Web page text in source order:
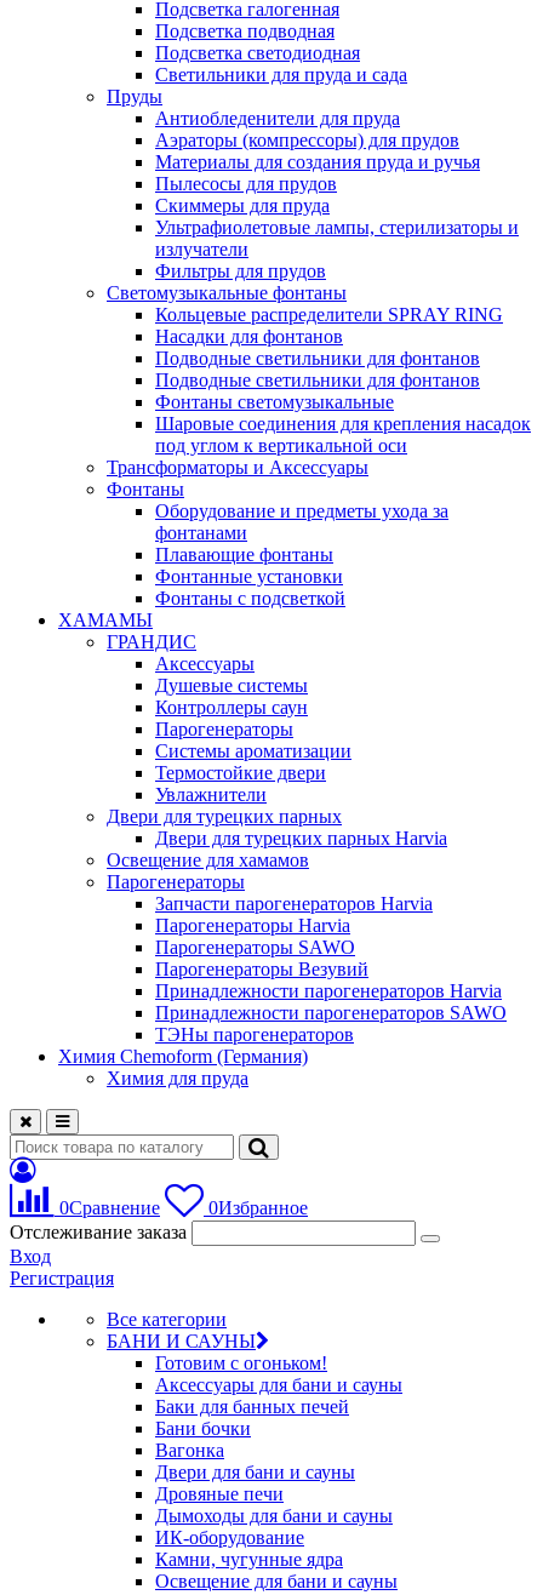
Подсветка галогенная
Подсветка подводная
Подсветка светодиодная
Светильники для пруда и сада
Пруды
Антиобледенители для пруда
Аэраторы (компрессоры) для прудов
Материалы для создания пруда и ручья
Пылесосы для прудов
Скиммеры для пруда
Ультрафиолетовые лампы, стерилизаторы и
излучатели
Фильтры для прудов
Светомузыкальные фонтаны
Кольцевые распределители SPRAY RING
Насадки для фонтанов
Подводные светильники для фонтанов
Подводные светильники для фонтанов
Фонтаны светомузыкальные
Шаровые соединения для крепления насадок
под углом к вертикальной оси
Трансформаторы и Аксессуары
Фонтаны
Оборудование и предметы ухода за
фонтанами
Плавающие фонтаны
Фонтанные установки
Фонтаны с подсветкой
ХАМАМЫ
ГРАНДИС
Аксессуары
Душевые системы
Контроллеры саун
Парогенераторы
Системы ароматизации
Термостойкие двери
Увлажнители
Двери для турецких парных
Двери для турецких парных Harvia
Освещение для хамамов
Парогенераторы
Запчасти парогенераторов Harvia
Парогенераторы Harvia
Парогенераторы SAWO
Парогенераторы Везувий
Принадлежности парогенераторов Harvia
Принадлежности парогенераторов SAWO
ТЭНы парогенераторов
Химия Chemoform (Германия)
Химия для пруда
0Сравнение 0Избранное
Отслеживание заказа
Вход
Регистрация
Все категории
БАНИ И САУНЫ
Готовим с огоньком!
Аксессуары для бани и сауны
Баки для банных печей
Бани бочки
Вагонка
Двери для бани и сауны
Дровяные печи
Дымоходы для бани и сауны
ИК-оборудование
Камни, чугунные ядра
Освещение для бани и сауны